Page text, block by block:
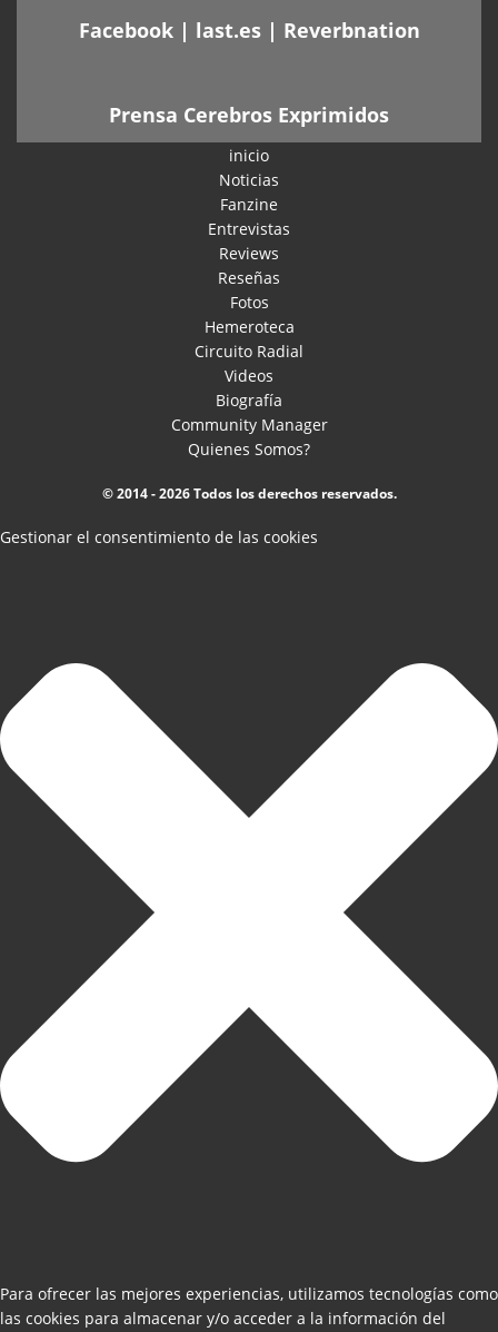
Facebook| last.es| Reverbnation
Prensa Cerebros Exprimidos
inicio
Noticias
Fanzine
Entrevistas
Reviews
Reseñas
Fotos
Hemeroteca
Circuito Radial
Videos
Biografía
Community Manager
Quienes Somos?
© 2014 - 2026 Todos los derechos reservados.
Gestionar el consentimiento de las cookies
Para ofrecer las mejores experiencias, utilizamos tecnologías como
las cookies para almacenar y/o acceder a la información del